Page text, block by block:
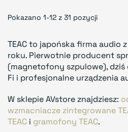
Pokazano 1-12 z 31 pozycji
TEAC to japońska firma audio
roku. Pierwotnie producent
(magnetofony szpulowe),
Fi i profesjonalne urządzenia
W sklepie AVstore znajdziesz:
wzmacniacze zintegrowane
TEAC i gramofony TEAC.